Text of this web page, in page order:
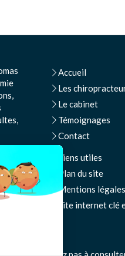
Accueil
Les
Le cabinet
Témoignages
Contact
Liens utiles
Plan du site
Mentions légales
Site internet clé